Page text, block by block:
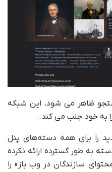
ظاهر می شود، این شبکه
به خود جلب می کند.
را برای همه دسته‌های پنل
به طور گسترده ارائه نکرده
سازندگان در وب باز» را